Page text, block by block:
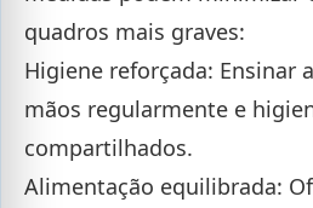
quadros mais graves:
Higiene reforçada: Ensinar
mãos regularmente e
compartilhados.
Alimentação equilibrada: